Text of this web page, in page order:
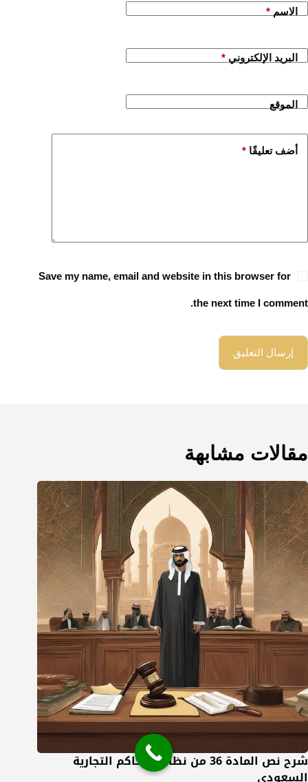
الاسم *
البريد الإلكتروني *
الموقع
أضف تعليقًا *
Save my name, email and website in this browser for
the next time I comment.
إرسال التعليق
مقالات مشابهة
شرح نص المادة 36 من نظام المحاكم التجارية
السعودي